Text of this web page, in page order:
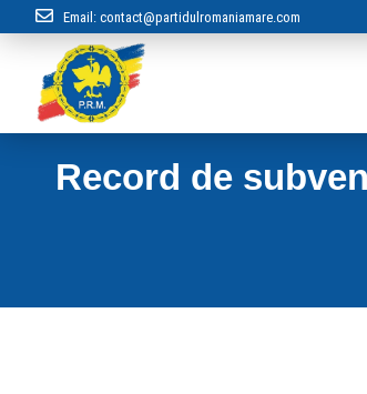
Email: contact@partidulromaniamare.com
Record de